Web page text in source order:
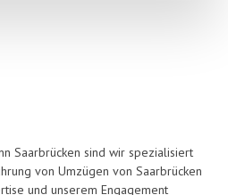
Saarbrücken sind wir spezialisiert
von Umzügen von Saarbrücken
und unserem Engagement